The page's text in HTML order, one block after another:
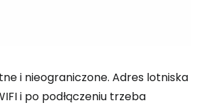
i nieograniczone. Adres lotniska
i po podłączeniu trzeba